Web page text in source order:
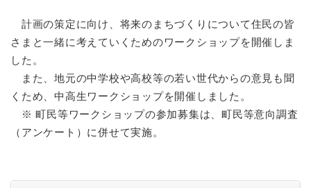
計画の策定に向け、将来のまちづくりについて住民の皆
さまと一緒に考えていくためのワークショップを開催しま
した。
また、地元の中学校や高校等の若い世代からの意見も聞
くため、中高生ワークショップを開催しました。
※ 町民等ワークショップの参加募集は、町民等意向調査
（アンケート）に併せて実施。